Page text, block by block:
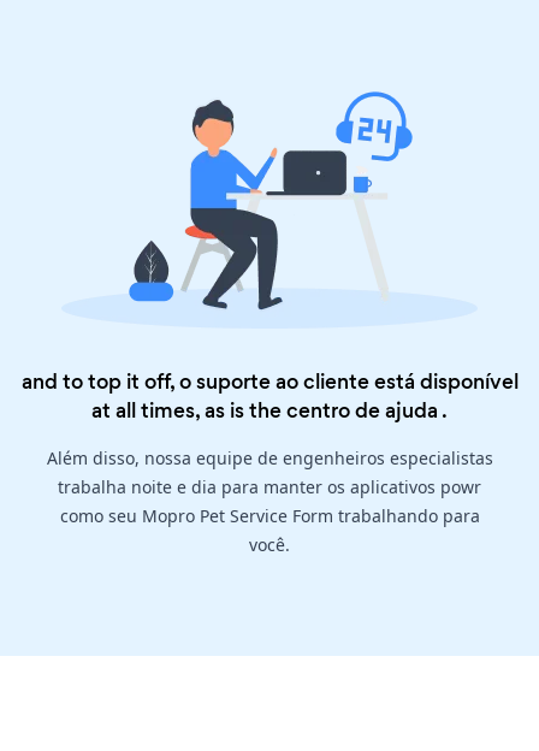
and to top it off, o suporte ao cliente está disponível
at all times, as is thecentro de ajuda .
Além disso, nossa equipe de engenheiros especialistas
trabalha noite e dia para manter os aplicativos powr
como seu Mopro Pet Service Form trabalhando para
você.